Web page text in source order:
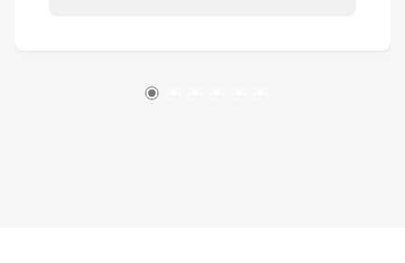
academia, salão de festas, quadra poliesportiva,